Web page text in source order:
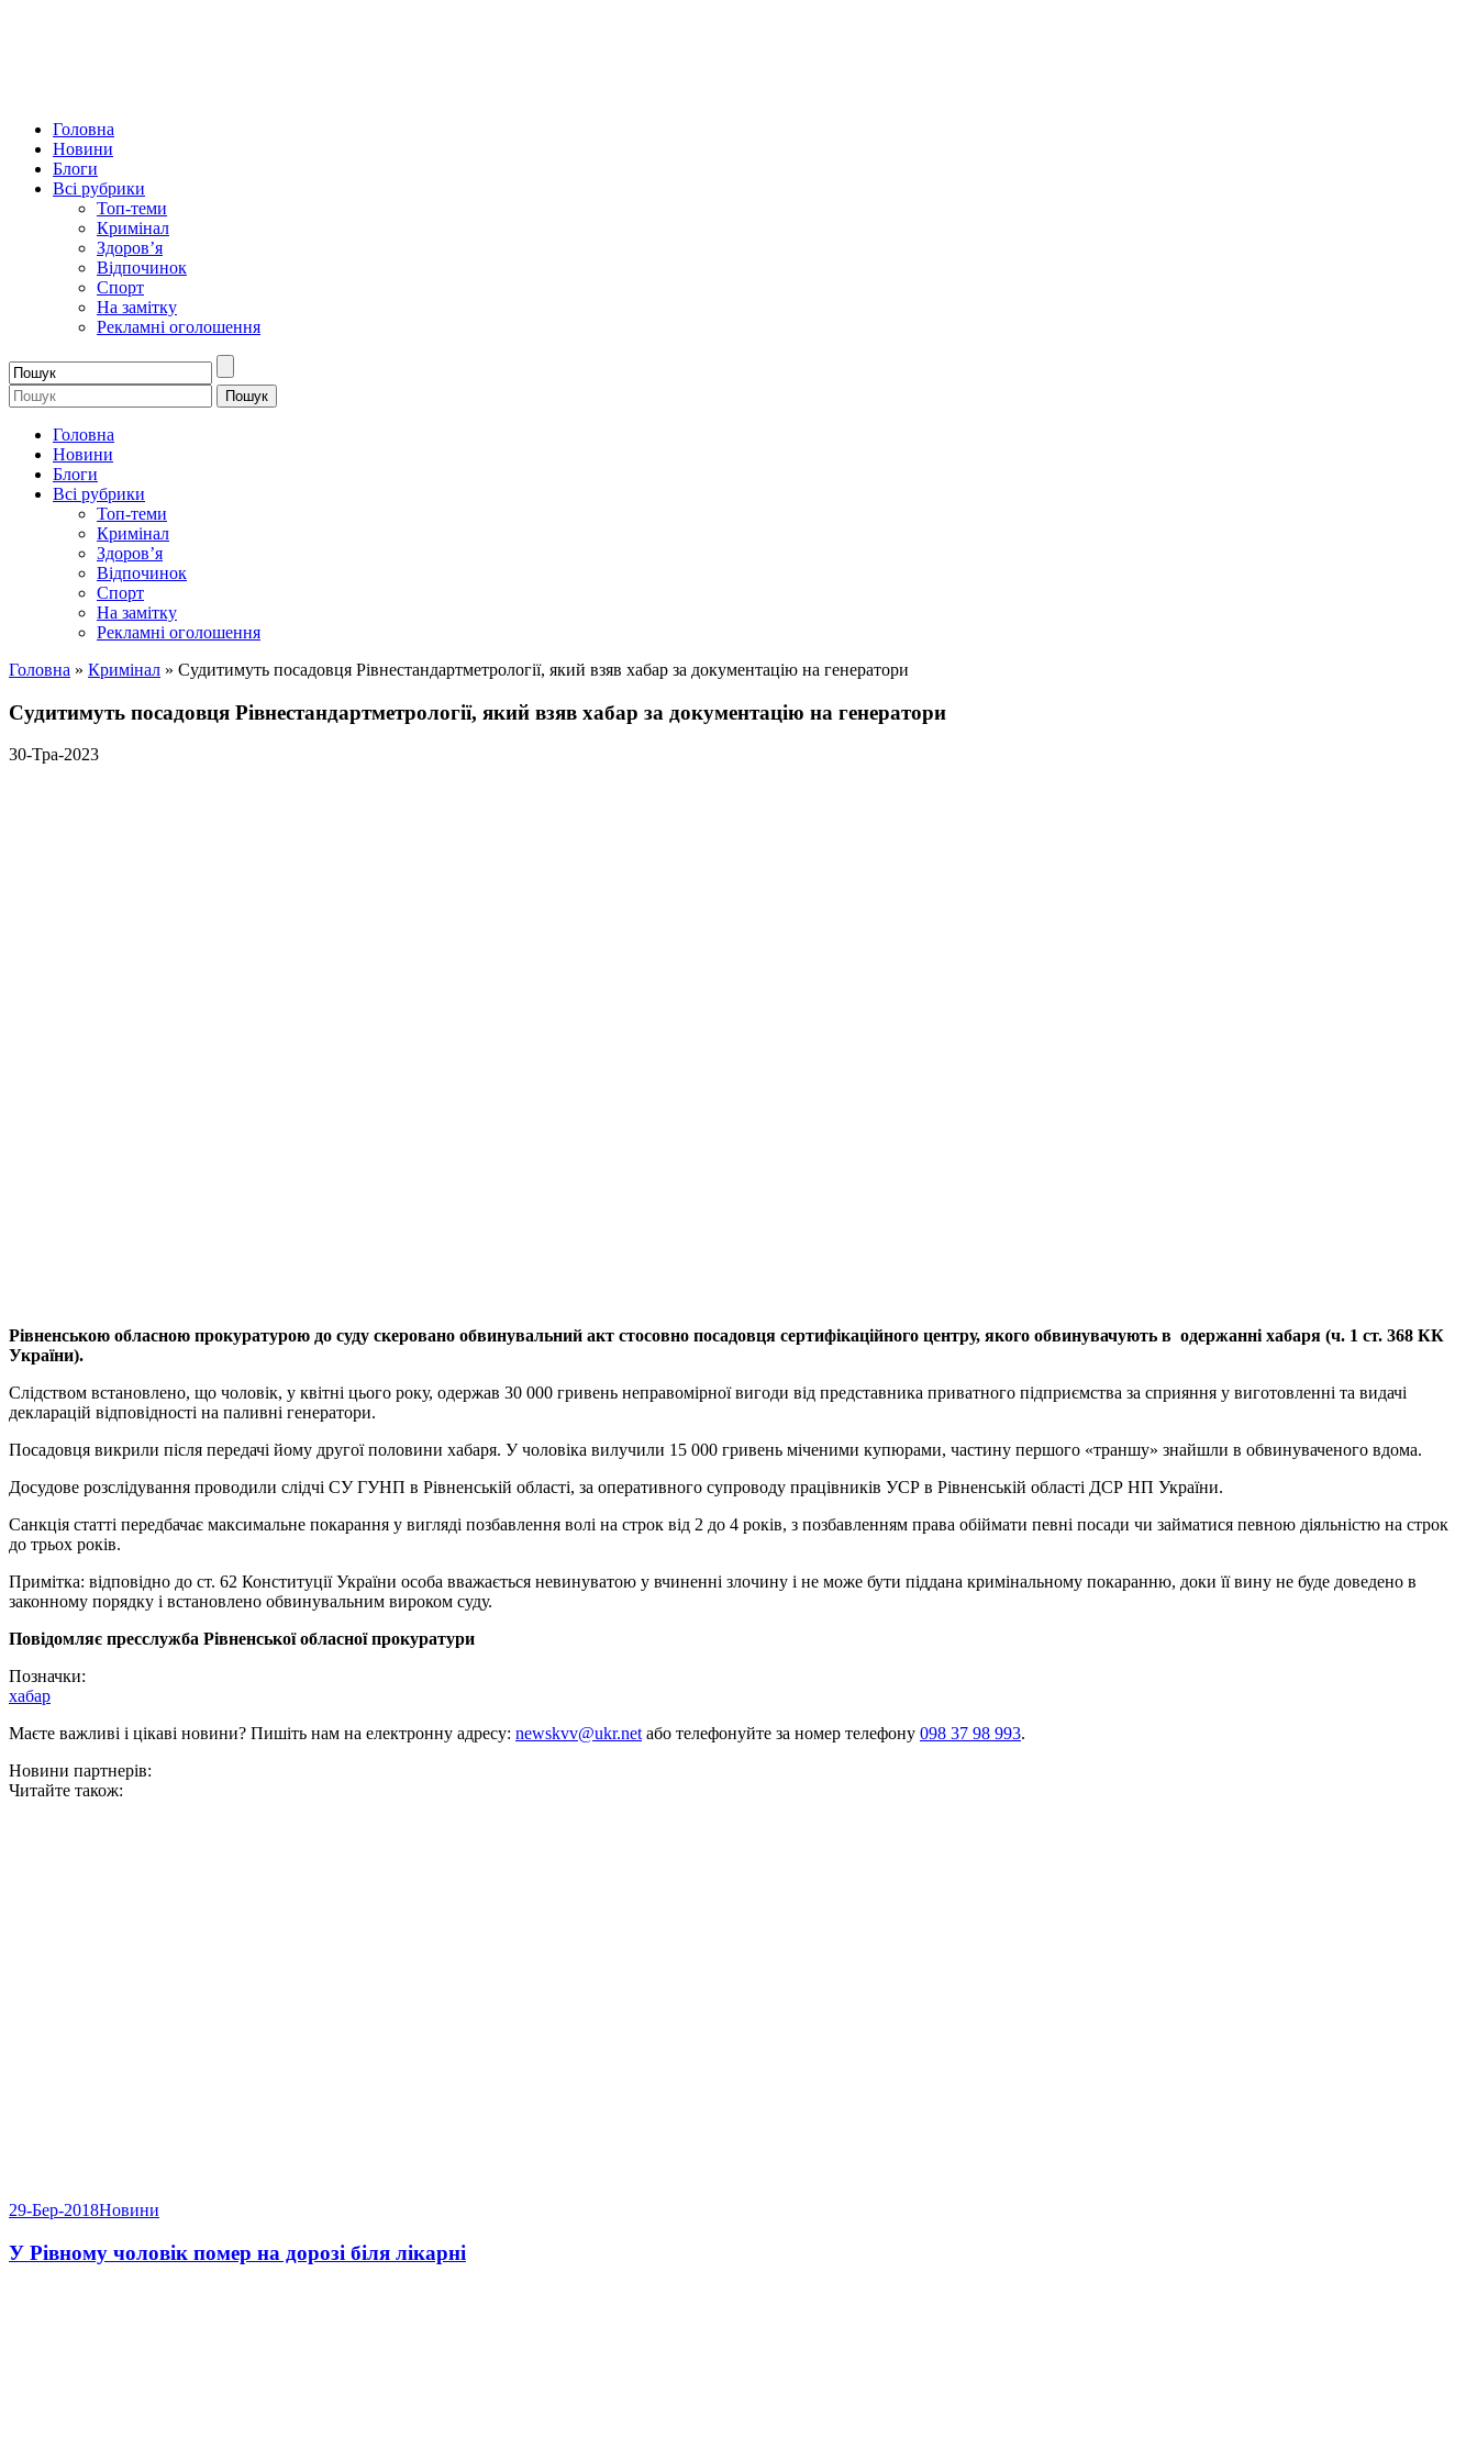
Головна
Новини
Блоги
Всі рубрики
Топ-теми
Кримінал
Здоров’я
Відпочинок
Спорт
На замітку
Рекламні оголошення
Головна
Новини
Блоги
Всі рубрики
Топ-теми
Кримінал
Здоров’я
Відпочинок
Спорт
На замітку
Рекламні оголошення
Головна » Кримінал » Судитимуть посадовця Рівнестандартметрології, який взяв хабар за документацію на генератори
Судитимуть посадовця Рівнестандартметрології, який взяв хабар за документацію на генератори
30-Тра-2023
Рівненською обласною прокуратурою до суду скеровано обвинувальний акт стосовно посадовця сертифікаційного центру, якого обвинувачують в одержанні хабаря (ч. 1 ст. 368 КК
України).
Слідством встановлено, що чоловік, у квітні цього року, одержав 30 000 гривень неправомірної вигоди від представника приватного підприємства за сприяння у виготовленні та видачі
декларацій відповідності на паливні генератори.
Посадовця викрили після передачі йому другої половини хабаря. У чоловіка вилучили 15 000 гривень міченими купюрами, частину першого «траншу» знайшли в обвинуваченого вдома.
Досудове розслідування проводили слідчі СУ ГУНП в Рівненській області, за оперативного супроводу працівників УСР в Рівненській області ДСР НП України.
Санкція статті передбачає максимальне покарання у вигляді позбавлення волі на строк від 2 до 4 років, з позбавленням права обіймати певні посади чи займатися певною діяльністю на строк
до трьох років.
Примітка: відповідно до ст. 62 Конституції України особа вважається невинуватою у вчиненні злочину і не може бути піддана кримінальному покаранню, доки її вину не буде доведено в
законному порядку і встановлено обвинувальним вироком суду.
Повідомляє пресслужба Рівненської обласної прокуратури
Позначки:
хабар
Маєте важливі і цікаві новини? Пишіть нам на електронну адресу: newskvv@ukr.netабо телефонуйте за номер телефону 098 37 98 993.
Новини партнерів:
Читайте також:
29-Бер-2018Новини
У Рівному чоловік помер на дорозі біля лікарні